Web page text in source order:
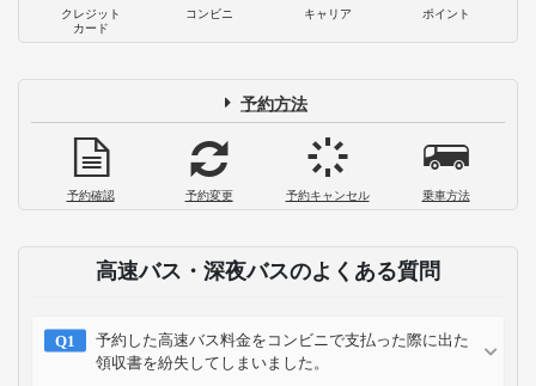
クレジット
カード
コンビニ キャリア ポイント
予約方法
予約確認 予約変更 予約キャンセル 乗車方法
高速バス・深夜バスのよくある質問
予約した高速バス料金をコンビニで支払った際に出た
領収書を紛失してしまいました。